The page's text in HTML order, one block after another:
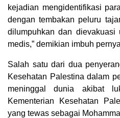
kejadian mengidentifikasi
dengan tembakan peluru
dilumpuhkan dan dievakuasi
medis,” demikian imbuh
Salah satu dari dua
Kesehatan Palestina dalam
meninggal dunia akibat
Kementerian Kesehatan
yang tewas sebagai